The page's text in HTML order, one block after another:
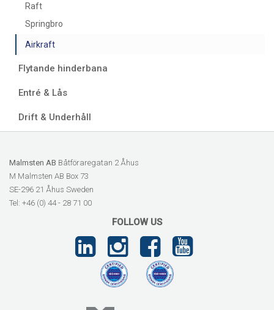
Raft
Springbro
Airkraft
Flytande hinderbana
Entré & Lås
Drift & Underhåll
Malmsten AB Båtföraregatan 2 Åhus
M Malmsten AB Box 73
SE-296 21 Åhus Sweden
Tel: +46 (0) 44 - 28 71 00
FOLLOW US